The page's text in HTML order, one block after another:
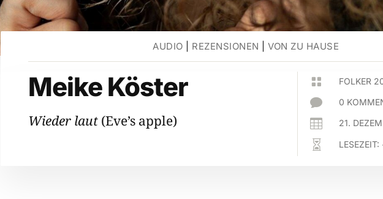
AUDIO REZENSIONEN VON ZU HAUSE
Meike Köster
Wieder laut (Eve’s apple)
 FOLKER
 0
 21.
 LESEZEIT: